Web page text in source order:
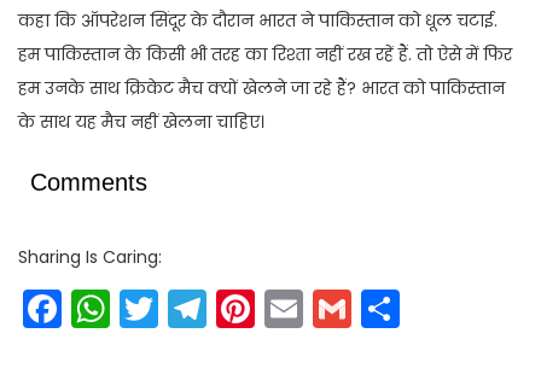
कहा कि ऑपरेशन सिंदूर के दौरान भारत ने पाकिस्तान को धूल चटाई.
हम पाकिस्तान के किसी भी तरह का रिश्ता नहीं रख रहें हैं. तो ऐसे में फिर
हम उनके साथ क्रिकेट मैच क्यों खेलने जा रहे हैं? भारत को पाकिस्तान
के साथ यह मैच नहीं खेलना चाहिए।
Comments
Sharing Is Caring:
Facebook
WhatsApp
Twitter
Telegram
Pinterest
EmailGmail